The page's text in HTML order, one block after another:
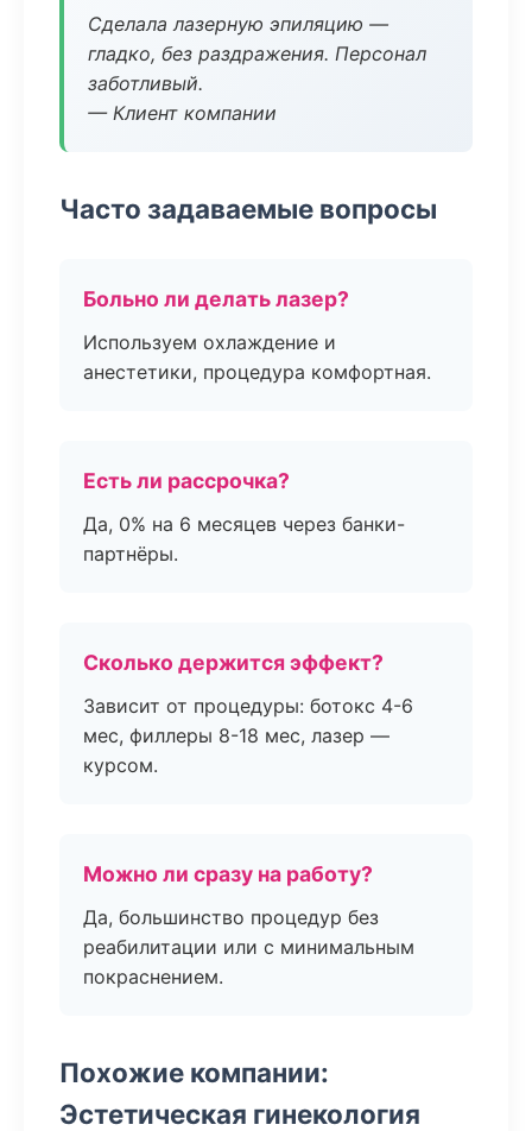
Сделала лазерную эпиляцию —
гладко, без раздражения. Персонал
заботливый.
— Клиент компании
Часто задаваемые вопросы
Больно ли делать лазер?
Используем охлаждение и
анестетики, процедура комфортная.
Есть ли рассрочка?
Да, 0% на 6 месяцев через банки-
партнёры.
Сколько держится эффект?
Зависит от процедуры: ботокс 4-6
мес, филлеры 8-18 мес, лазер —
курсом.
Можно ли сразу на работу?
Да, большинство процедур без
реабилитации или с минимальным
покраснением.
Похожие компании:
Эстетическая гинекология